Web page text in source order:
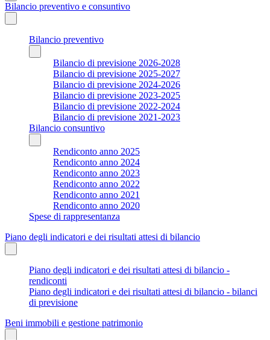
Bilancio preventivo e consuntivo
Bilancio preventivo
Bilancio di previsione 2026-2028
Bilancio di previsione 2025-2027
Bilancio di previsione 2024-2026
Bilancio di previsione 2023-2025
Bilancio di previsione 2022-2024
Bilancio di previsione 2021-2023
Bilancio consuntivo
Rendiconto anno 2025
Rendiconto anno 2024
Rendiconto anno 2023
Rendiconto anno 2022
Rendiconto anno 2021
Rendiconto anno 2020
Spese di rappresentanza
Piano degli indicatori e dei risultati attesi di bilancio
Piano degli indicatori e dei risultati attesi di bilancio -
rendiconti
Piano degli indicatori e dei risultati attesi di bilancio - bilanci
di previsione
Beni immobili e gestione patrimonio